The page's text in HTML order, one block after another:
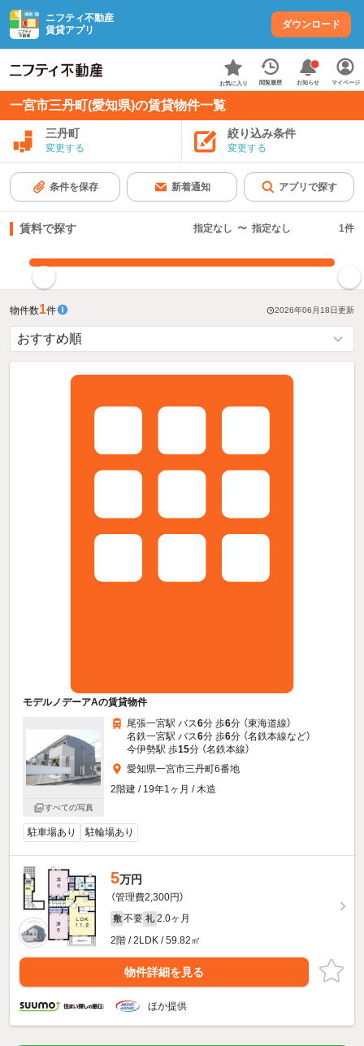
ニフティ不動産
賃貸アプリ
ダウンロード
お気に入り 閲覧履歴 お知らせ マイページ
一宮市三丹町(愛知県)の賃貸物件一覧
三丹町
変更する
絞り込み条件
変更する
条件を保存 新着通知 アプリで探す
賃料で探す 指定なし 〜 指定なし 1件
物件数1件 2026年06月18日更新
モデルノデーアAの賃貸物件
すべての写真
尾張一宮駅 バス6分 歩6分 （東海道線）
名鉄一宮駅 バス6分 歩6分 （名鉄本線など）
今伊勢駅 歩15分 （名鉄本線）
愛知県一宮市三丹町6番地
2階建 / 19年1ヶ月 / 木造
駐車場あり 駐輪場あり
5万円
（管理費2,300円）
敷 不要 礼 2.0ヶ月
2階 / 2LDK / 59.82㎡
物件詳細を見る
ほか提供